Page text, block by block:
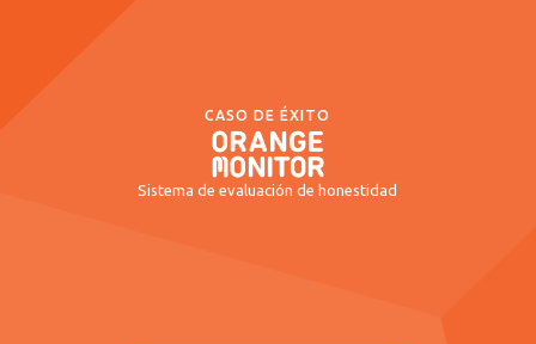
CASO DE ÉXITO
Sistema de evaluación de honestidad